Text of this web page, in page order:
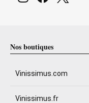
Nos boutiques
Vinissimus.com
Vinissimus.fr